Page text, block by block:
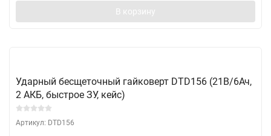
В корзину
Ударный бесщеточный гайковерт DTD156 (21B/6Ач,
2 АКБ, быстрое ЗУ, кейс)
Артикул: DTD156